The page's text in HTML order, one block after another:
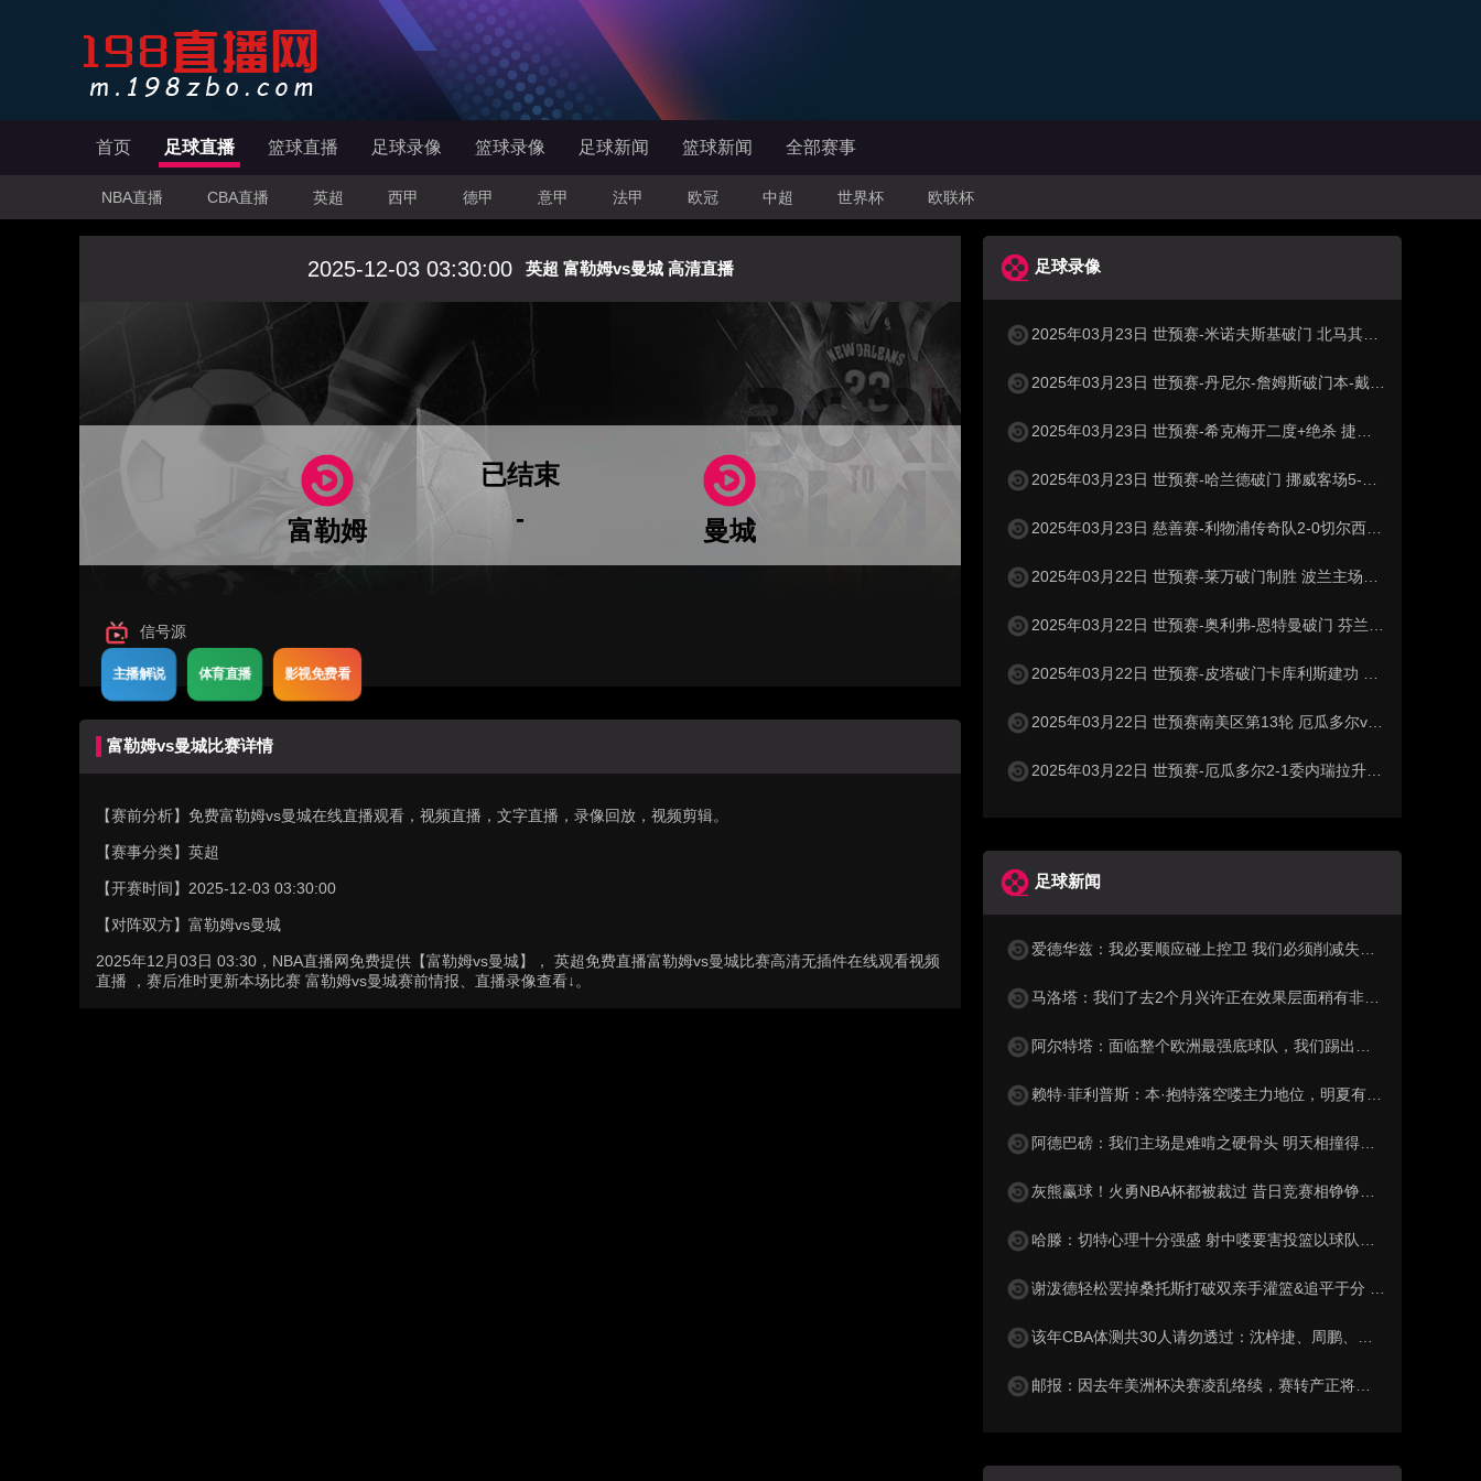
首页 足球直播 篮球直播 足球录像 篮球录像 足球新闻 篮球新闻 全部赛事
NBA直播 CBA直播 英超 西甲 德甲 意甲 法甲 欧冠 中超 世界杯 欧联杯
2025-12-03 03:30:00 英超 富勒姆vs曼城 高清直播
富勒姆 -
已结束
曼城
信号源
主播解说 体育直播 影视免费看
富勒姆vs曼城比赛详情
【赛前分析】 免费富勒姆vs曼城在线直播观看，视频直播，文字直播，录像回放，视频剪辑。
【赛事分类】 英超
【开赛时间】 2025-12-03 03:30:00
【对阵双方】 富勒姆vs曼城
2025年12月03日 03:30，NBA直播网免费提供【富勒姆vs曼城】， 英超免费直播富勒姆vs曼城比赛高清无插件在线观看视频
直播 ，赛后准时更新本场比赛 富勒姆vs曼城赛前情报、直播录像查看↓。
足球录像
2025年03月23日 世预赛-米诺夫斯基破门 北马其顿3-0列支敦士登
2025年03月23日 世预赛-丹尼尔-詹姆斯破门本-戴维斯建功 威尔士3-1哈萨克斯坦
2025年03月23日 世预赛-希克梅开二度+绝杀 捷克2-1险胜法罗群岛
2025年03月23日 世预赛-哈兰德破门 挪威客场5-0大胜摩尔多瓦
2025年03月23日 慈善赛-利物浦传奇队2-0切尔西传奇队 克劳奇头球+挑射梅开二度
2025年03月22日 世预赛-莱万破门制胜 波兰主场1-0小胜立陶宛
2025年03月22日 世预赛-奥利弗-恩特曼破门 芬兰客场1-0马耳他
2025年03月22日 世预赛-皮塔破门卡库利斯建功 塞浦路斯2-0圣马力诺
2025年03月22日 世预赛南美区第13轮 厄瓜多尔vs委内瑞拉 全场录像
2025年03月22日 世预赛-厄瓜多尔2-1委内瑞拉升至第二 瓦伦西亚双响+失点
足球新闻
爱德华兹：我必要顺应碰上控卫 我们必须削减失误&方体系中磕磕碰碰球
马洛塔：我们了去2个月兴许正在效果层面稍有非脚，但显示相对合格
阿尔特塔：面临整个欧洲最强底球队，我们踢出过决计同信心
赖特·菲利普斯：本·抱特落空喽主力地位，明夏有加以盟切尔西却能
阿德巴磅：我们主场是难啃之硬骨头 明天相撞得有些蹩脚要尽快改着
灰熊赢球！火勇NBA杯都被裁过 昔日竞赛相铮铮可比一般常规赛
哈滕：切特心理十分强盛 射中喽要害投篮以球队立罢大功
谢泼德轻松罢掉桑托斯打破双亲手灌篮&追平于分 火箭替滋补席嘿罢
该年CBA体测共30人请勿透过：沈梓捷、周鹏、李慕豪、赵岩昊正值列
邮报：因去年美洲杯决赛凌乱络续，赛转产正将向球迷抵触数百万